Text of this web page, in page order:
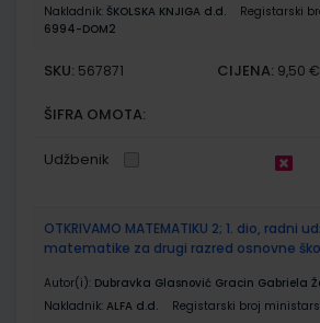
Nakladnik: ŠKOLSKA KNJIGA d.d.
Registarski
6994-DOM2
SKU: 567871 CIJENA: 9,50 €
ŠIFRA OMOTA:
Udžbenik
OTKRIVAMO MATEMATIKU 2; 1. dio, radni
matematike za drugi razred osnovne
Autor(i): Dubravka Glasnović Gracin Gabriela
Nakladnik: ALFA d.d. Registarski broj